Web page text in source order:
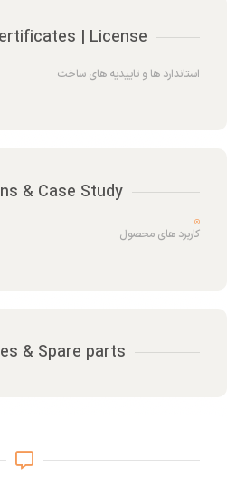
| License
استاندارد ها و تاییدیه های ساخت
& Case Study
کاربرد های محصول
& Spare parts